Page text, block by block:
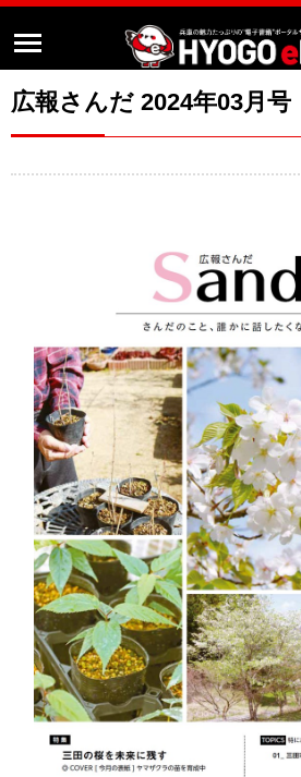
広報さんだ 2024年03月号